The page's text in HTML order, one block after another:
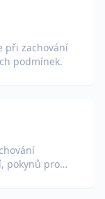
při zachování
podmínek.
pokynů pro